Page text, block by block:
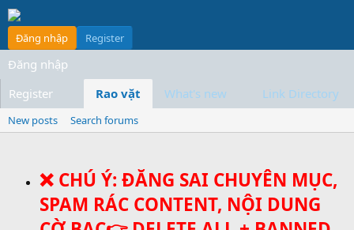
Đăng nhập Register
Đăng nhập
Register
Rao vặt What's new Link Directory
New posts Search forums
❌ CHÚ Ý: ĐĂNG SAI CHUYÊN MỤC,
SPAM RÁC CONTENT, NỘI DUNG